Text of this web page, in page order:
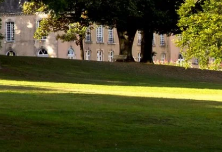
platteland, net buiten Le Mans, in het dorpje
Trangé. Neem contact met ons op voor meer
informatie over Château de la Groirie, onze 4-
sterrenservice en de activiteiten ter plaatse. Ons
team staat voor u klaar.